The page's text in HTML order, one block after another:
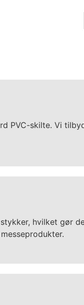
PVC-skilte. Vi
hvilket gør